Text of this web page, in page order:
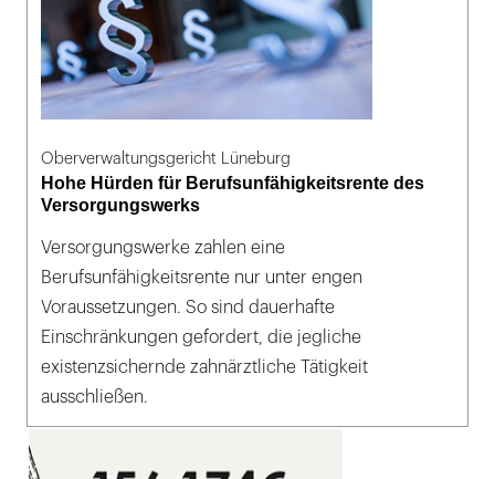
Oberverwaltungsgericht Lüneburg
Hohe Hürden für Berufsunfähigkeitsrente des
Versorgungswerks
Versorgungswerke zahlen eine
Berufsunfähigkeitsrente nur unter engen
Voraussetzungen. So sind dauerhafte
Einschränkungen gefordert, die jegliche
existenzsichernde zahnärztliche Tätigkeit
ausschließen.